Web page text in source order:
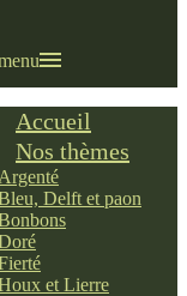
Accueil
Nos thèmes
Argenté
Delft et paon
et Lierre